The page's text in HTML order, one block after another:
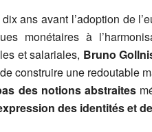
ans avant l’adoption de
monétaires à
et salariales, Bruno
construire une redoutable
des notions abstraites
des identités et